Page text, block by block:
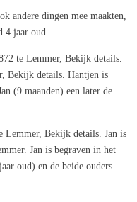
andere dingen mee maakten,
4 jaar oud.
te Lemmer, Bekijk details.
Bekijk details. Hantjen is
(9 maanden) een later de
Lemmer, Bekijk details. Jan is
Jan is begraven in het
oud) en de beide ouders